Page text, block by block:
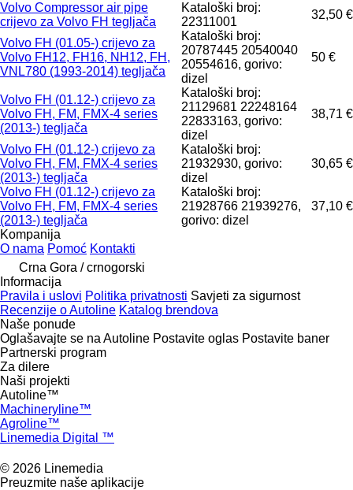
Volvo Compressor air pipe
crijevo za Volvo FH tegljača
Kataloški broj:
22311001
32,50 €
Volvo FH (01.05-) crijevo za
Volvo FH12, FH16, NH12, FH,
VNL780 (1993-2014) tegljača
Kataloški broj:
20787445 20540040
20554616, gorivo:
dizel
50 €
Volvo FH (01.12-) crijevo za
Volvo FH, FM, FMX-4 series
(2013-) tegljača
Kataloški broj:
21129681 22248164
22833163, gorivo:
dizel
38,71 €
Volvo FH (01.12-) crijevo za
Volvo FH, FM, FMX-4 series
(2013-) tegljača
Kataloški broj:
21932930, gorivo:
dizel
30,65 €
Volvo FH (01.12-) crijevo za
Volvo FH, FM, FMX-4 series
(2013-) tegljača
Kataloški broj:
21928766 21939276,
gorivo: dizel
37,10 €
Kompanija
O nama Pomoć Kontakti
Crna Gora / crnogorski
Informacija
Pravila i uslovi Politika privatnosti Savjeti za sigurnost
Recenzije o Autoline Katalog brendova
Naše ponude
Oglašavajte se na Autoline Postavite oglas Postavite baner
Partnerski program
Za dilere
Naši projekti
Autoline™
Machineryline™
Agroline™
Linemedia Digital ™
© 2026 Linemedia
Preuzmite naše aplikacije